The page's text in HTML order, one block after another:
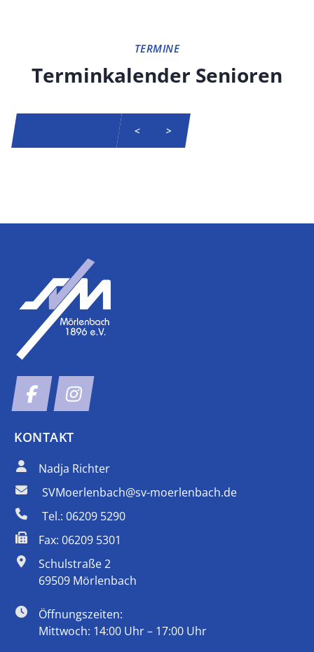
TERMINE
Terminkalender Senioren
< >
KONTAKT
Nadja Richter
SVMoerlenbach@sv-moerlenbach.de
Tel.: 06209 5290
Fax: 06209 5301
Schulstraße 2
69509 Mörlenbach
Öffnungszeiten:
Mittwoch: 14:00 Uhr – 17:00 Uhr